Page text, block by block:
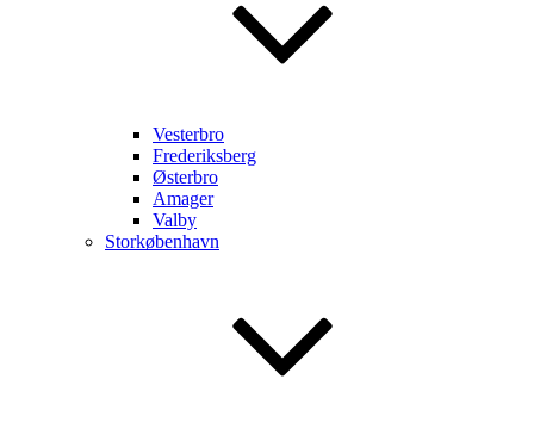
Vesterbro
Frederiksberg
Østerbro
Amager
Valby
Storkøbenhavn